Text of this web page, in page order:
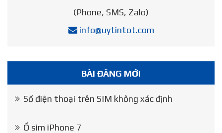
(Phone, SMS, Zalo)
info@uytintot.com
BÀI ĐĂNG MỚI
Số điện thoại trên SIM không xác định
Ổ sim iPhone 7